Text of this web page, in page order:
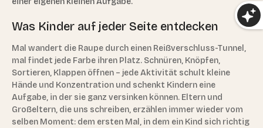
Was Kinder auf jeder Seite entdecken
Mal wandert die Raupe durch einen Reißverschluss-Tunnel,
mal findet jede Farbe ihren Platz. Schnüren, Knöpfen,
Sortieren, Klappen öffnen – jede Aktivität schult kleine
Hände und Konzentration und schenkt Kindern eine
Aufgabe, in der sie ganz versinken können. Eltern und
Großeltern, die uns schreiben, erzählen immer wieder vom
selben Moment: dem ersten Mal, in dem ein Kind sich richtig